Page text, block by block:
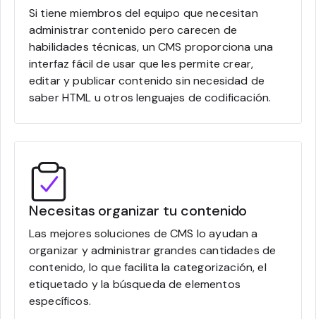
Si tiene miembros del equipo que necesitan
administrar contenido pero carecen de
habilidades técnicas, un CMS proporciona una
interfaz fácil de usar que les permite crear,
editar y publicar contenido sin necesidad de
saber HTML u otros lenguajes de codificación.
Necesitas organizar tu contenido
Las mejores soluciones de CMS lo ayudan a
organizar y administrar grandes cantidades de
contenido, lo que facilita la categorización, el
etiquetado y la búsqueda de elementos
específicos.